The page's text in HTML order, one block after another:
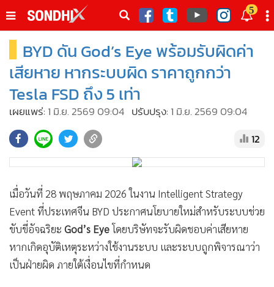
ดต
5
หน้าหลัก
• SondhiX
• World Talk
• ผู้เฒ่าเล่าเรื่อง
• ข่าวลึกปมลับ
• ผู้จัดกวน
• น่าสนใจ
• ข่าวอัพเดต
• เศรษฐกิจ-ธุรกิจ
BYD ดัน God’s Eye พร้อมรับผิดค่า
เสียหาย หากระบบผิด ราคาถูกกว่า
Tesla FSD ถึง 5 เท่า
เผยแพร่: 1 มิ.ย. 2569 09:04 ปรับปรุง: 1 มิ.ย. 2569 09:04
12
เมื่อวันที่ 28 พฤษภาคม 2026 ในงาน Intelligent Strategy
Event ที่ประเทศจีน BYD ประกาศนโยบายใหม่สำหรับระบบช่วย
ขับขี่อัจฉริยะ God’s Eyeโดยบริษัทจะรับผิดชอบค่าเสียหาย
หากเกิดอุบัติเหตุระหว่างใช้งานระบบ และระบบถูกพิจารณาว่า
เป็นฝ่ายผิด ภายใต้เงื่อนไขที่กำหนด